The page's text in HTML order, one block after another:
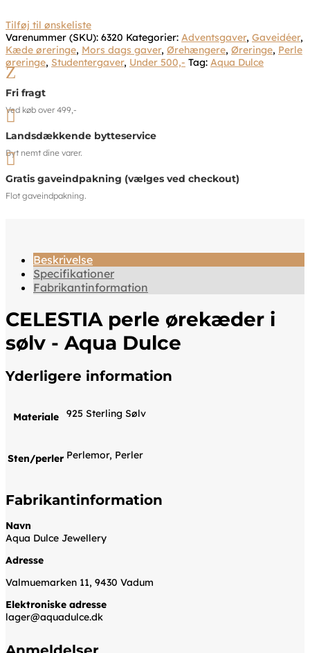
Tilføj til ønskeliste
Varenummer (SKU): 6320 Kategorier: Adventsgaver, Gaveidéer,
Kæde øreringe, Mors dags gaver, Ørehængere, Øreringe, Perle
øreringe, Studentergaver, Under 500,- Tag: Aqua Dulce
Z
Fri fragt
Ved køb over 499,-

Landsdækkende bytteservice
Byt nemt dine varer.

Gratis gaveindpakning (vælges ved checkout)
Flot gaveindpakning.
Beskrivelse
Specifikationer
Fabrikantinformation
CELESTIA perle ørekæder i
sølv - Aqua Dulce
Yderligere information
Materiale 925 Sterling Sølv
Sten/perler Perlemor, Perler
Fabrikantinformation
Navn
Aqua Dulce Jewellery
Adresse
Valmuemarken 11, 9430 Vadum
Elektroniske adresse
lager@aquadulce.dk